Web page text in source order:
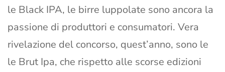
le Black IPA, le birre luppolate sono ancora la
passione di produttori e consumatori. Vera
rivelazione del concorso, quest’anno, sono le
le Brut Ipa, che rispetto alle scorse edizioni